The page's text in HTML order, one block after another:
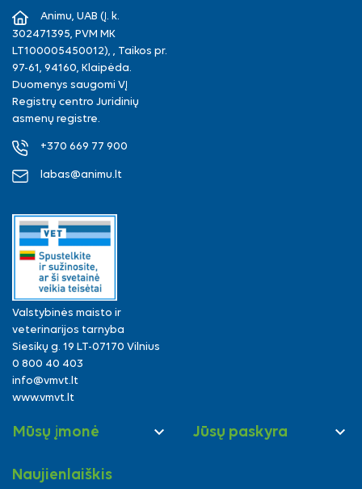
Animu, UAB (Į. k.
302471395, PVM MK
LT100005450012), , Taikos pr.
97-61, 94160, Klaipėda.
Duomenys saugomi VĮ
Registrų centro Juridinių
asmenų registre.
+370 669 77 900
labas@animu.lt
Valstybinės maisto ir
veterinarijos tarnyba
Siesikų g. 19 LT-07170 Vilnius
0 800 40 403
info@vmvt.lt
www.vmvt.lt
Mūsų įmonė  Jūsų paskyra 
Naujienlaiškis